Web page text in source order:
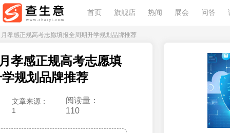
首页 旗舰店 热闻 展会 问答
孝感正规高考志愿填报全周期升学规划品牌推荐
孝感正规高考志愿填
规划品牌推荐
文章来源：
1
阅读量：
110